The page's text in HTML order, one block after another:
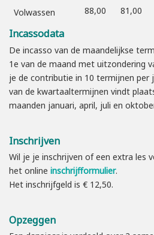
Volwassen
88,00 81,00
Incassodata
De incasso van de maandelijkse
1e van de maand met uitzondering
je de contributie in 10 termijnen per
van de kwartaaltermijnen vindt
maanden januari, april, juli en
Inschrijven
Wil je je inschrijven of een extra les
het online inschrijfformulier.
Het inschrijfgeld is € 12,50.
Opzeggen